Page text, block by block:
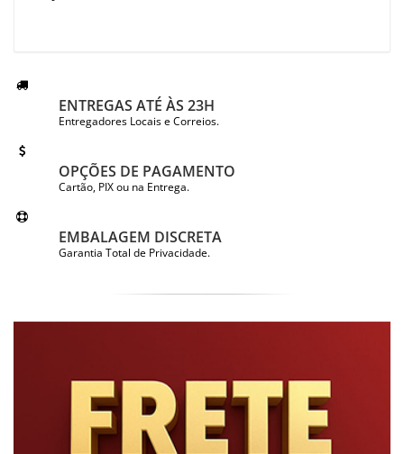
ENTREGAS ATÉ ÀS 23H
Entregadores Locais e Correios.
OPÇÕES DE PAGAMENTO
Cartão, PIX ou na Entrega.
EMBALAGEM DISCRETA
Garantia Total de Privacidade.